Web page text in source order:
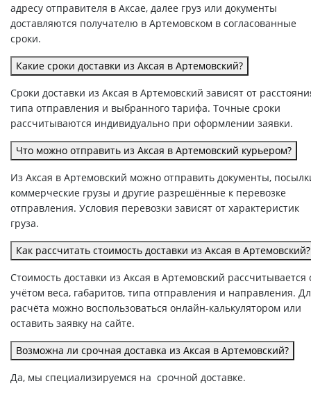
адресу отправителя в Аксае, далее груз или документы
доставляются получателю в Артемовском в согласованные
сроки.
Какие сроки доставки из Аксая в Артемовский?
Сроки доставки из Аксая в Артемовский зависят от
типа отправления и выбранного тарифа. Точные сроки
рассчитываются индивидуально при оформлении заявки.
Что можно отправить из Аксая в Артемовский курьером?
Из Аксая в Артемовский можно отправить документы,
коммерческие грузы и другие разрешённые к перевозке
отправления. Условия перевозки зависят от характеристик
груза.
Как рассчитать стоимость доставки из Аксая в Артемовский?
Стоимость доставки из Аксая в Артемовский рассчитывается
учётом веса, габаритов, типа отправления и направления.
расчёта можно воспользоваться онлайн-калькулятором или
оставить заявку на сайте.
Возможна ли срочная доставка из Аксая в Артемовский?
Да, мы специализируемся на срочной доставке.